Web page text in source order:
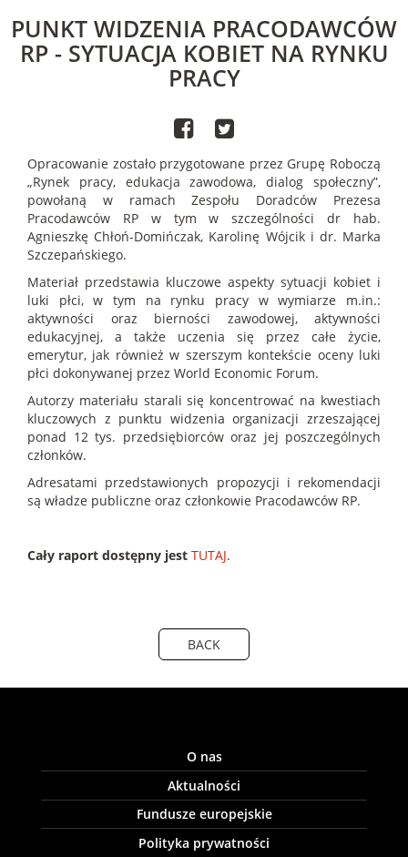
PUNKT WIDZENIA PRACODAWCÓW
RP - SYTUACJA KOBIET NA RYNKU
PRACY
Opracowanie zostało przygotowane przez Grupę Roboczą
„Rynek pracy, edukacja zawodowa, dialog społeczny”,
powołaną w ramach Zespołu Doradców Prezesa
Pracodawców RP w tym w szczególności dr hab.
Agnieszkę Chłoń-Domińczak, Karolinę Wójcik i dr. Marka
Szczepańskiego.
Materiał przedstawia kluczowe aspekty sytuacji kobiet i
luki płci, w tym na rynku pracy w wymiarze m.in.:
aktywności oraz bierności zawodowej, aktywności
edukacyjnej, a także uczenia się przez całe życie,
emerytur, jak również w szerszym kontekście oceny luki
płci dokonywanej przez World Economic Forum.
Autorzy materiału starali się koncentrować na kwestiach
kluczowych z punktu widzenia organizacji zrzeszającej
ponad 12 tys. przedsiębiorców oraz jej poszczególnych
członków.
Adresatami przedstawionych propozycji i rekomendacji
są władze publiczne oraz członkowie Pracodawców RP.
Cały raport dostępny jest TUTAJ.
BACK
O nas
Aktualności
Fundusze europejskie
Polityka prywatności